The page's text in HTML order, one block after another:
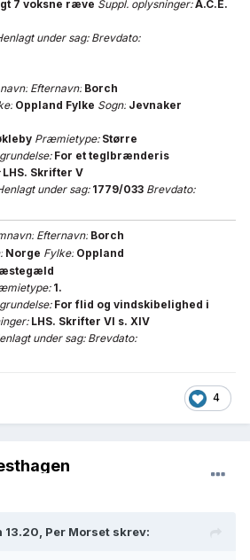
7 voksne ræve Suppl. oplysninger: A.C.E.
under sag: Brevdato:
Efternavn: Borch
Oppland Fylke Sogn: Jevnaker
Præmietype: Større
For et teglbrænderis
LHS. Skrifter V
under sag: 1779/033 Brevdato:
Efternavn: Borch
Norge Fylke: Oppland
1.
For flid og vindskibelighed i
LHS. Skrifter VI s. XIV
under sag: Brevdato:
4
13.20, Per Morset skrev: